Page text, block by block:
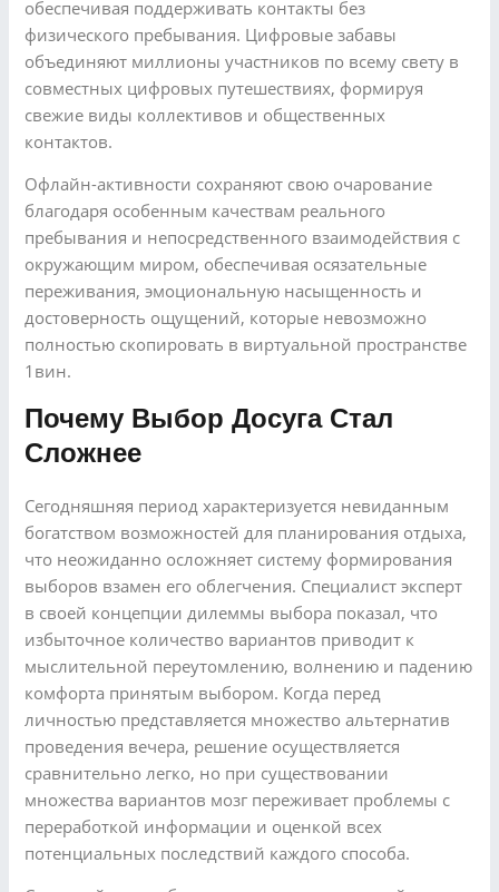
обеспечивая поддерживать контакты без
физического пребывания. Цифровые забавы
объединяют миллионы участников по всему свету в
совместных цифровых путешествиях, формируя
свежие виды коллективов и общественных
контактов.
Офлайн-активности сохраняют свою очарование
благодаря особенным качествам реального
пребывания и непосредственного взаимодействия с
окружающим миром, обеспечивая осязательные
переживания, эмоциональную насыщенность и
достоверность ощущений, которые невозможно
полностью скопировать в виртуальной пространстве
1вин.
Почему Выбор Досуга Стал
Сложнее
Сегодняшняя период характеризуется невиданным
богатством возможностей для планирования отдыха,
что неожиданно осложняет систему формирования
выборов взамен его облегчения. Специалист эксперт
в своей концепции дилеммы выбора показал, что
избыточное количество вариантов приводит к
мыслительной переутомлению, волнению и падению
комфорта принятым выбором. Когда перед
личностью представляется множество альтернатив
проведения вечера, решение осуществляется
сравнительно легко, но при существовании
множества вариантов мозг переживает проблемы с
переработкой информации и оценкой всех
потенциальных последствий каждого способа.